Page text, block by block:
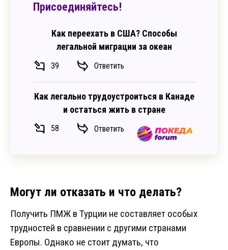
Присоединяйтесь!
Как переехать в США? Способы
легальной миграции за океан
39 Ответить
Как легально трудоустроиться в Канаде
и остаться жить в стране
58 Ответить
Могут ли отказать и что делать?
Получить ПМЖ в Турции не составляет особых
трудностей в сравнении с другими странами
Европы. Однако не стоит думать, что